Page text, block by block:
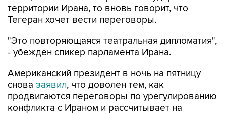
территории Ирана, то вновь говорит, что
Тегеран хочет вести переговоры.
"Это повторяющаяся театральная дипломатия",
- убежден спикер парламента Ирана.
Американский президент в ночь на пятницу
снова заявил, что доволен тем, как
продвигаются переговоры по урегулированию
конфликта с Ираном и рассчитывает на